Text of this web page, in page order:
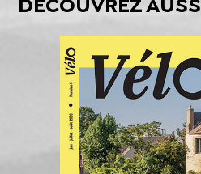
DÉCOUVREZ AUSSI